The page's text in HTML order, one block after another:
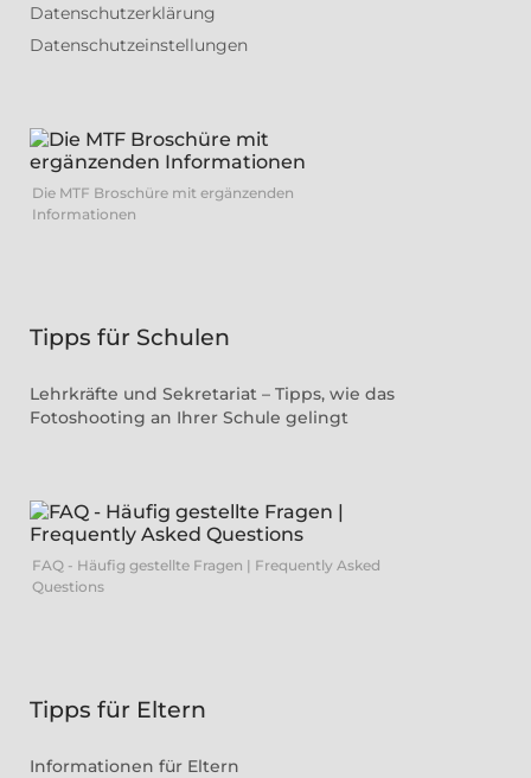
Datenschutzerklärung
Datenschutzeinstellungen
Die MTF Broschüre mit ergänzenden
Informationen
Tipps für Schulen
Lehrkräfte und Sekretariat – Tipps, wie das
Fotoshooting an Ihrer Schule gelingt
FAQ - Häufig gestellte Fragen | Frequently Asked
Questions
Tipps für Eltern
Informationen für Eltern